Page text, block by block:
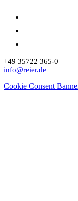
+49 35722 365-0
info@reier.de
Cookie Consent